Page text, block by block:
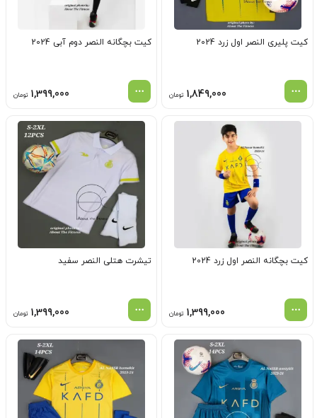
کیت پلیری النصر اول زرد 2024
1,849,000 تومان
کیت بچگانه النصر دوم آبی 2024
1,399,000 تومان
کیت بچگانه النصر اول زرد 2024
1,399,000 تومان
تیشرت هتلی النصر سفید
1,399,000 تومان